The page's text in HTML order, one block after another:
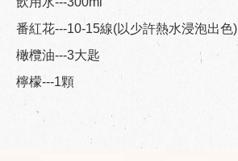
番紅花---10-15線(以少許熱水浸泡出色)
橄欖油---3大匙
檸檬---1顆